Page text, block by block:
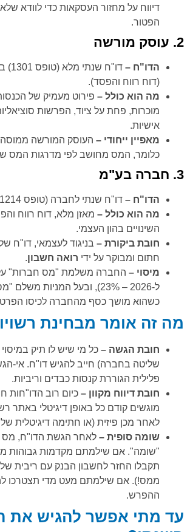
דיווח על מחזור העסקאות כדי לוודא
הפטור.
2. עוסק מורשה
הדו"ח –
דו"ח
(דוח רווח והפסד).
מה הוא כולל – פירוט מעמיק של
מוכרות, פחת על ציוד, הפרשות סוציאליות
אישיות.
מאפיין ייחודי – העוסק המורשה
כלומר, המס מחושב לפי מדרגות המס
3. חברה בע"מ
הדו"ח – דו"ח שנתי לחברה (טופס 1214).
מה הוא כולל – מאזן מלא, דוח רווח
השינויים בהון העצמי.
חובת ביקורת – בניגוד לעצמאי, דו"ח
חתום ומבוקר על ידי רואה חשבון.
מיסוי – החברה משלמת "מס חברות" על
ל-2026 – 23%), ובעל המניות
כשהוא מושך כסף מהחברה לכיסו
מה זה אומר מבחינת
חובת הגשה – כל מי שיש לו תיק
שליטה בחברה) חייב להגיש דו"ח. אי-
פלילית הגוררת קנסות כבדים וריביות.
חובת דיווח מקוון – כיום רוב הדו"חות
מוגשים קודם כל באופן דיגיטלי באתר
לאחר מכן פיזית (או חתימה דיגיטלית של
שומה סופית – לאחר הגשת הדו"ח, מס
"שומה". אם שילמתם מקדמות גבוהות
ממס!). אם שילמתם מעט מדי תצטרכו
ההפרש.
עד מתי אפשר להגיש את